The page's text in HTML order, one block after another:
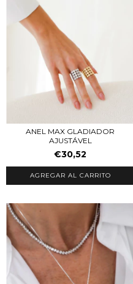
ANEL MAX GLADIADOR
AJUSTÁVEL
€30,52
AGREGAR AL CARRITO